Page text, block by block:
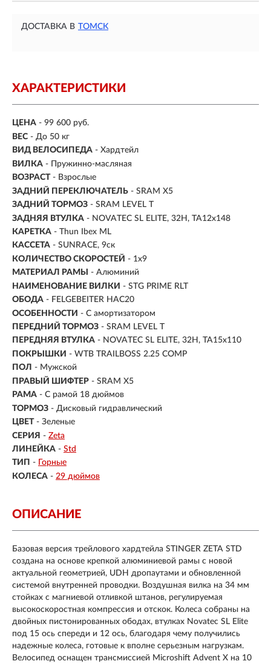
ДОСТАВКА В ТОМСК
ХАРАКТЕРИСТИКИ
ЦЕНА - 99 600 руб.
ВЕС - До 50 кг
ВИД ВЕЛОСИПЕДА - Хардтейл
ВИЛКА - Пружинно-масляная
ВОЗРАСТ - Взрослые
ЗАДНИЙ ПЕРЕКЛЮЧАТЕЛЬ - SRAM X5
ЗАДНИЙ ТОРМОЗ - SRAM LEVEL T
ЗАДНЯЯ ВТУЛКА - NOVATEC SL ELITE, 32H, TA12x148
КАРЕТКА - Thun Ibex ML
КАССЕТА - SUNRACE, 9ск
КОЛИЧЕСТВО СКОРОСТЕЙ - 1x9
МАТЕРИАЛ РАМЫ
- Алюминий
НАИМЕНОВАНИЕ ВИЛКИ - STG PRIME RLT
ОБОДА - FELGEBEITER HAC20
ОСОБЕННОСТИ - С амортизатором
ПЕРЕДНИЙ ТОРМОЗ - SRAM LEVEL T
ПЕРЕДНЯЯ ВТУЛКА - NOVATEC SL ELITE, 32H, TA15x110
ПОКРЫШКИ - WTB TRAILBOSS 2.25 COMP
ПОЛ - Мужской
ПРАВЫЙ ШИФТЕР - SRAM X5
РАМА - С рамой 18 дюймов
ТОРМОЗ - Дисковый гидравлический
ЦВЕТ - Зеленые
СЕРИЯ - Zeta
ЛИНЕЙКА - Std
ТИП - Горные
КОЛЕСА - 29 дюймов
ОПИСАНИЕ
Базовая версия трейлового хардтейла STINGER ZETA STD
создана на основе крепкой алюминиевой рамы с новой
актуальной геометрией, UDH дропаутами и обновленной
системой внутренней проводки. Воздушная вилка на 34 мм
стойках с магниевой отливкой штанов, регулируемая
высокоскоростная компрессия и отскок. Колеса собраны на
двойных пистонированных ободах, втулках Novatec SL Elite
под 15 ось спереди и 12 ось, благодаря чему получились
надежные колеса, готовые к вполне серьезным нагрузкам.
Велосипед оснащен трансмиссией Microshift Advent Х на 10